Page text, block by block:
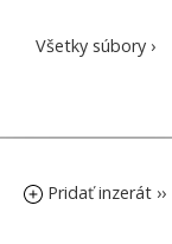
Všetky súbory ›
Pridať inzerát ››